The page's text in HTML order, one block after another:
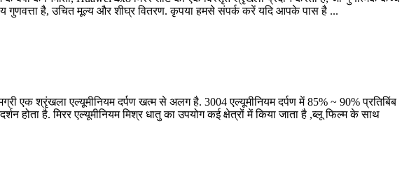
गुणवत्ता है, उचित मूल्य और शीघ्र वितरण. कृपया हमसे संपर्क करें यदि आपके पास है ...
एक श्रृंखला एल्यूमीनियम दर्पण खत्म से अलग है. 3004 एल्यूमीनियम दर्पण में 85% ~ 90% प्रतिबिंब
है. मिरर एल्यूमीनियम मिश्र धातु का उपयोग कई क्षेत्रों में किया जाता है ,ब्लू फिल्म के साथ